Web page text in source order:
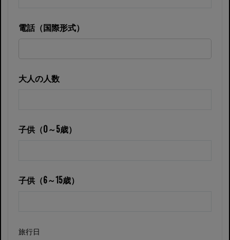
電話（国際形式）
大人の人数
子供（0～5歳）
子供（6～15歳）
旅行日